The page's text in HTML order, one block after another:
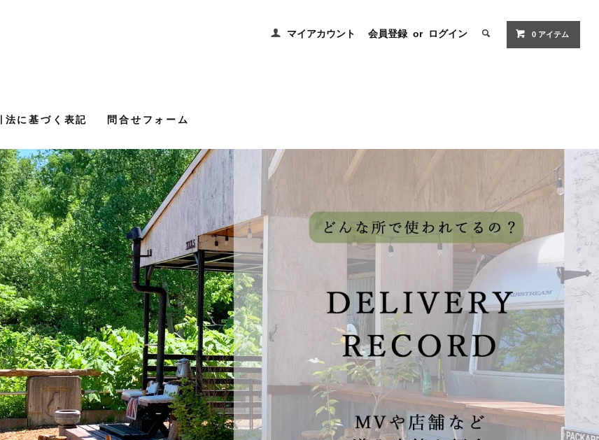
マイアカウント 会員登録 or ログイン 0 アイテム
法に基づく表記 問合せフォーム